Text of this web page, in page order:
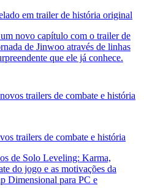
em trailer de história original
novo capítulo com o trailer de
de Jinwoo através de linhas
que ele já conhece.
trailers de combate e história
de Solo Leveling: Karma,
do jogo e as motivações da
Dimensional para PC e